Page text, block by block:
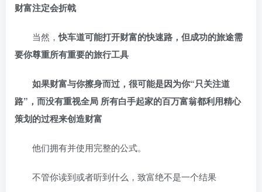
财富注定会折戟
当然，快车道可能打开财富的快速路，但成功的旅途需
要你尊重所有重要的旅行工具
如果财富与你擦身而过，很可能是因为你“只关注道
路”，而没有重视全局 所有白手起家的百万富翁都利用精心
策划的过程来创造财富
他们拥有并使用完整的公式。
不管你读到或者听到什么，致富绝不是一个结果